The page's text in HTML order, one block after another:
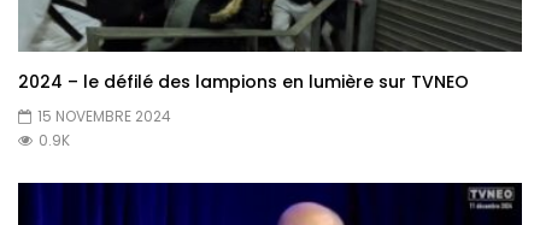
2024 – le défilé des lampions en lumière sur TVNEO
15 NOVEMBRE 2024
0.9K